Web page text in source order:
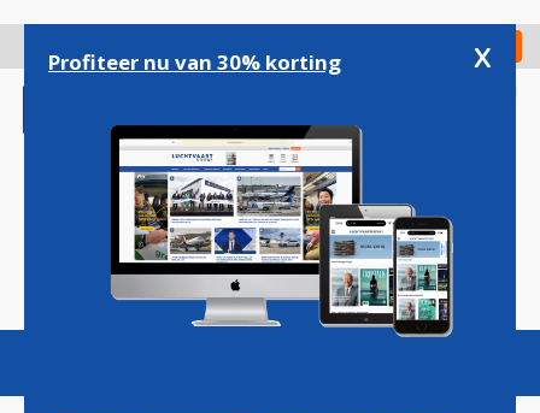
gaan
Check in
Magazine Podcasts Vacatures
Profiteer nu van 30% korting x